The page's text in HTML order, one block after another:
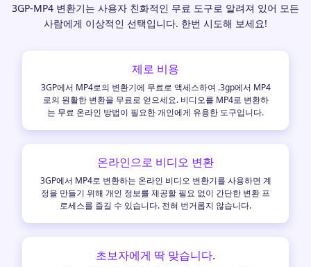
3GP-MP4 변환기는 사용자 친화적인 무료 도구로 알려져 있어 모든
사람에게 이상적인 선택입니다. 한번 시도해 보세요!
제로 비용
3GP에서 MP4로의 변환기에 무료로 액세스하여 .3gp에서 MP4
로의 원활한 변환을 무료로 얻으세요. 비디오를 MP4로 변환하
는 무료 온라인 방법이 필요한 개인에게 유용한 도구입니다.
온라인으로 비디오 변환
3GP에서 MP4로 변환하는 온라인 비디오 변환기를 사용하면 계
정을 만들기 위해 개인 정보를 제공할 필요 없이 간단한 변환 프
로세스를 즐길 수 있습니다. 전혀 번거롭지 않습니다.
초보자에게 딱 맞습니다.